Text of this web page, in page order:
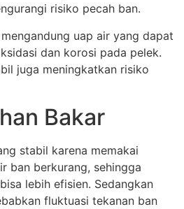
risiko pecah ban.
uap air yang dapat
dan korosi pada pelek.
juga meningkatkan risiko
Bakar
stabil karena memakai
ban berkurang, sehingga
lebih efisien. Sedangkan
fluktuasi tekanan ban